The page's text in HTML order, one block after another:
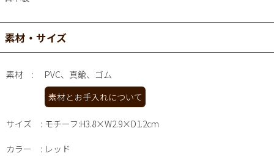
素材・サイズ
素材
PVC、真鍮、ゴム
素材とお手入れについて
サイズ モチーフ:H3.8×W2.9×D1.2cm
カラー レッド